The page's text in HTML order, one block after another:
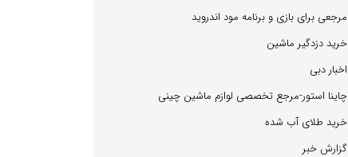
مرجعی برای بازی و برنامه مود اندروید
خرید دزدگیر ماشین
اخبار دبی
چاینا استور-مرجع تخصصی لوازم ماشین چینی
خرید طلای آب شده
گزارش خبر